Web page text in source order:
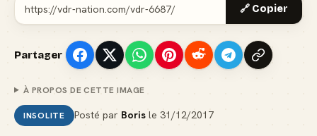
🔗 Copier
Partager
À PROPOS DE CETTE IMAGE
INSOLITE Posté par Borisle 31/12/2017